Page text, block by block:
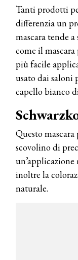
Tanti prodotti
differenzia un
mascara tende
come il
più facile
usato dai saloni
capello bianco
Questo
scovolino di
inoltre la
naturale.